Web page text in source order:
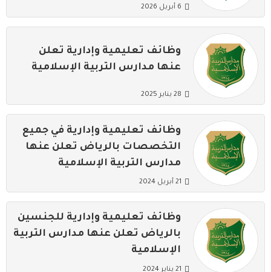
6 أبريل 2026
وظائف تعليمية وإدارية تعلن
عنها مدارس التربية الإسلامية
28 يناير 2025
وظائف تعليمية وإدارية في جميع
التخصصات بالرياض تعلن عنها
مدارس التربية الإسلامية
21 أبريل 2024
وظائف تعليمية وإدارية للجنسين
بالرياض تعلن عنها مدارس التربية
الإسلامية
21 يناير 2024